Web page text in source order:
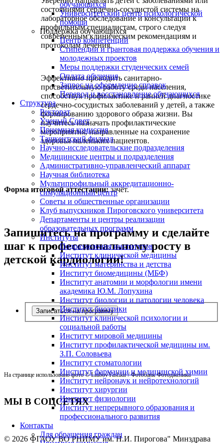
обучающихся
Университетский центр психологической
помощи
Поддержка обучающихся
Центр компетенций
Стипендии и грантовая поддержка обучения и
молодежных проектов
Меры поддержки студенческих семей
Оплата обучения
Запрос на оформление справок
Перевод и восстановление обучающихся
Структура
Ректорат
Ученый Совет
Приемная комиссия
Ташкентский филиал
Научно-исследовательские подразделения
Медицинские центры и подразделения
Административно-управленческий аппарат
Научная библиотека
Мультипрофильный аккредитационно-
симуляционный центр
Советы и общественные организации
Клуб выпускников Пироговского университета
Департаменты и центры реализации
образовательных программ
Институты
Подразделения институтов
Институт клинической медицины
Институт материнства и детства
Институт биомедицины (МБФ)
Институт анатомии и морфологии имени
академика Ю.М. Лопухина
Институт биологии и патологии человека
Институт биоэтики
Институт клинической психологии и
социальной работы
Институт мировой медицины
Институт профилактической медицины им.
З.П. Соловьева
Институт стоматологии
Институт фармации и медицинской химии
Институт нейронаук и нейротехнологий
Институт хирургии
Институт физиологии
Институт непрерывного образования и
профессионального развития
Контакты
Для обращения граждан
состояниями сердечно-сосудистой системы на
лабораторное обследование и консультации к
профильным специалистам, строго следуя
современным клиническим рекомендациям и
протоколам лечения.
Эффективно проводить санитарно-
просветительную работу среди населения,
способствуя профилактике и ранней диагностике
сердечно-сосудистых заболеваний у детей, а также
формированию здорового образа жизни. Вы
научитесь назначать профилактические
мероприятия, направленные на сохранение
здоровья маленьких пациентов.
Форма итоговой аттестации:зачёт.
Запишитесь на программу и сделайте
шаг к профессиональному росту в
детской кардиологии!
Записаться на программу
На странице использовано фото © LiubovYashkir / Фотобанк Фотодженика
МЫ В СОЦСЕТЯХ
© 2026 ФГАОУ ВО РНИМУ им. Н.И. Пирогова" Минздрава